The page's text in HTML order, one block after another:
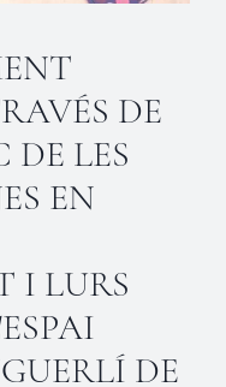
DE
DE LES
EN
I LURS
DE